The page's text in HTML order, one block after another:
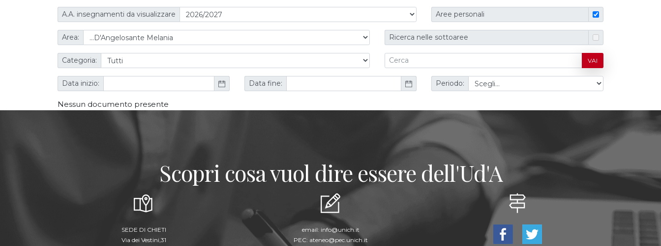
A.A. insegnamenti da visualizzare Aree personali
Area: Ricerca nelle sottoaree
Categoria: VAI
Data inizio: Data fine: Periodo:
Nessun documento presente
Scopri cosa vuol dire essere dell'Ud'A
SEDE DI CHIETI
Via dei Vestini,31
email: info@unich.it
PEC: ateneo@pec.unich.it